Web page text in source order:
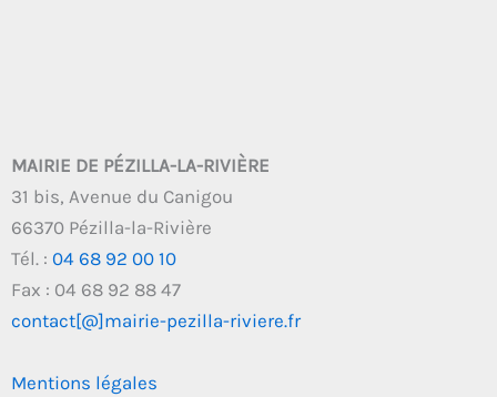
MAIRIE DE PÉZILLA-LA-RIVIÈRE
31 bis, Avenue du Canigou
66370 Pézilla-la-Rivière
Tél. : 04 68 92 00 10
Fax : 04 68 92 88 47
contact[@]mairie-pezilla-riviere.fr
Mentions légales